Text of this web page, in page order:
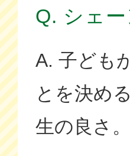
Q. シェ
A. 子ども
とを決め
生の良さ